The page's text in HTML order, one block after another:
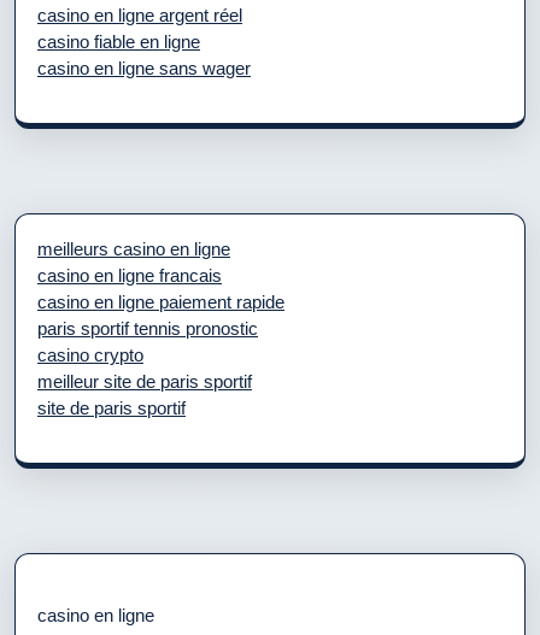
casino en ligne argent réel
casino fiable en ligne
casino en ligne sans wager
meilleurs casino en ligne
casino en ligne francais
casino en ligne paiement rapide
paris sportif tennis pronostic
casino crypto
meilleur site de paris sportif
site de paris sportif
casino en ligne